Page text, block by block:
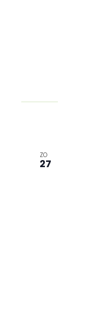
ZO
27